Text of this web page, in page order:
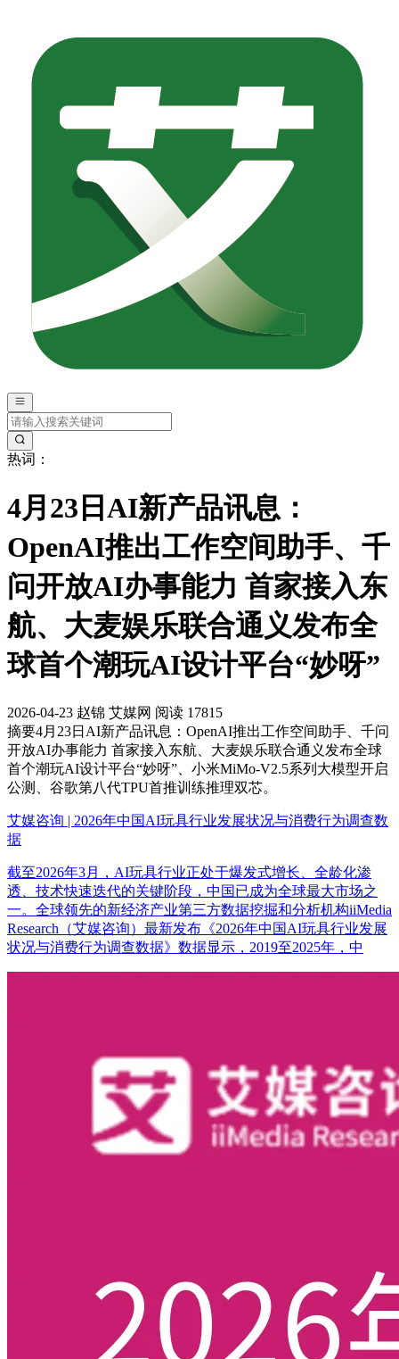
热词：
4月23日AI新产品讯息：
OpenAI推出工作空间助手、千
问开放AI办事能力 首家接入东
航、大麦娱乐联合通义发布全
球首个潮玩AI设计平台“妙呀”
2026-04-23 赵锦 艾媒网 阅读 17815
摘要4月23日AI新产品讯息：OpenAI推出工作空间助手、千问
开放AI办事能力 首家接入东航、大麦娱乐联合通义发布全球
首个潮玩AI设计平台“妙呀”、小米MiMo-V2.5系列大模型开启
公测、谷歌第八代TPU首推训练推理双芯。
艾媒咨询 | 2026年中国AI玩具行业发展状况与消费行为调查数
据
截至2026年3月，AI玩具行业正处于爆发式增长、全龄化渗
透、技术快速迭代的关键阶段，中国已成为全球最大市场之
一。全球领先的新经济产业第三方数据挖掘和分析机构iiMedia
Research（艾媒咨询）最新发布《2026年中国AI玩具行业发展
状况与消费行为调查数据》数据显示，2019至2025年，中